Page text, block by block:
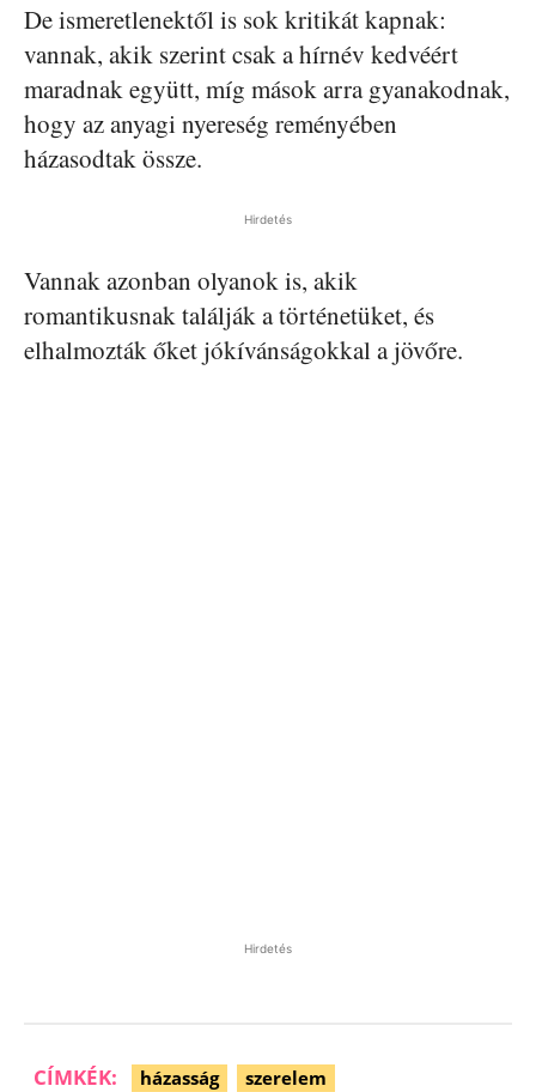
De ismeretlenektől is sok kritikát kapnak:
vannak, akik szerint csak a hírnév kedvéért
maradnak együtt, míg mások arra gyanakodnak,
hogy az anyagi nyereség reményében
házasodtak össze.
Hirdetés
Vannak azonban olyanok is, akik
romantikusnak találják a történetüket, és
elhalmozták őket jókívánságokkal a jövőre.
Hirdetés
CÍMKÉK: házasság
szerelem